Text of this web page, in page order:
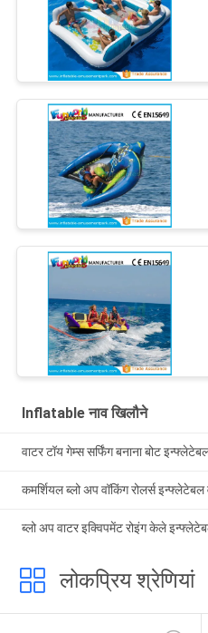
Inflatable नाव खिलौने
वाटर टॉय गेम्स सर्फिंग बनाना बोट
कमर्शियल ब्लो अप वॉकिंग रोलर्स इन्फ्लेटेबल
ब्लो अप वाटर इक्विपमेंट रोइंग केले
लोकप्रिय श्रेणियां